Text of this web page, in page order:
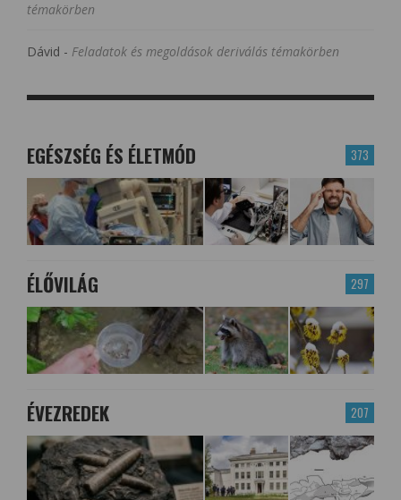
témakörben
Dávid - Feladatok és megoldások deriválás témakörben
373
EGÉSZSÉG ÉS ÉLETMÓD
297
ÉLŐVILÁG
207
ÉVEZREDEK